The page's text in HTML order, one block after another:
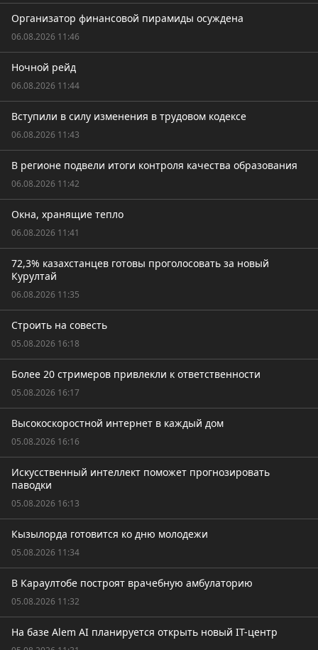
Организатор финансовой пирамиды осуждена
06.08.2026 11:46
Ночной рейд
06.08.2026 11:44
Вступили в силу изменения в трудовом кодексе
06.08.2026 11:43
В регионе подвели итоги контроля качества образования
06.08.2026 11:42
Окна, хранящие тепло
06.08.2026 11:41
72,3% казахстанцев готовы проголосовать за новый
Курултай
06.08.2026 11:35
Строить на совесть
05.08.2026 16:18
Более 20 стримеров привлекли к ответственности
05.08.2026 16:17
Высокоскоростной интернет в каждый дом
05.08.2026 16:16
Искусственный интеллект поможет прогнозировать
паводки
05.08.2026 16:13
Кызылорда готовится ко дню молодежи
05.08.2026 11:34
В Караултобе построят врачебную амбулаторию
05.08.2026 11:32
На базе Alem AI планируется открыть новый IT-центр